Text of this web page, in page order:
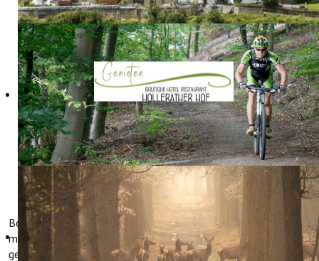
WELLNESS
OMGEVING
BLOG
TOERISTISCHE
INFORMATIE
Boutique Hotel Restaurant Hollerather Hof ligt op circa 600
meter boven de zeespiegel in het plaatsje Hollerath in de
gemeente Hellenthal.